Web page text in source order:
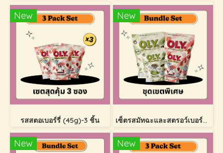
New
รสสตอเบอร์รี่ (45g)-3 ชิ้น
New
เซ็ตรสมัทฉะและสตรอว์เบอร์รี่ [4 ชิ้น]
New New